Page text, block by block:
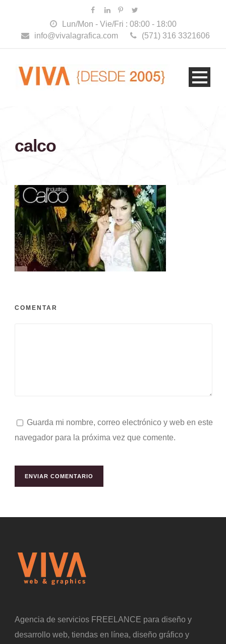
Lun/Mon - Vie/Fri : 08:00 - 18:00
info@vivalagrafica.com
(571) 316 3321606
calco
COMENTAR
Guarda mi nombre, correo electrónico y web en este
navegador para la próxima vez que comente.
Agencia de servicios FREELANCE para diseño y
desarrollo web, tiendas en línea, diseño gráfico y